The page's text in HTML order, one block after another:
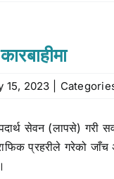
15, 2023
सेवन (लापसे) गरी
प्रहरीले गरेको